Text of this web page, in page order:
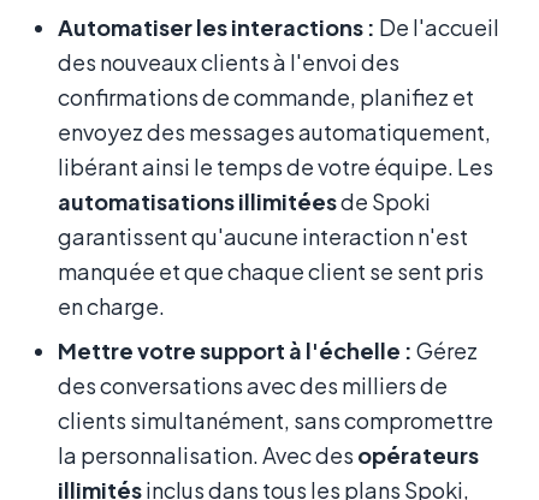
Automatiser les interactions : De l'accueil
des nouveaux clients à l'envoi des
confirmations de commande, planifiez et
envoyez des messages automatiquement,
libérant ainsi le temps de votre équipe. Les
automatisations illimitéesde Spoki
garantissent qu'aucune interaction n'est
manquée et que chaque client se sent pris
en charge.
Mettre votre support à l'échelle : Gérez
des conversations avec des milliers de
clients simultanément, sans compromettre
la personnalisation. Avec des opérateurs
illimitésinclus dans tous les plans Spoki,